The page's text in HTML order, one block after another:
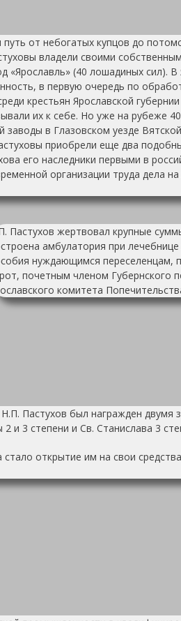
путь от небогатых купцов до
владели своими
«Ярославль» (40 лошадиных сил).
в первую очередь по
крестьян Ярославской
их к себе. Но уже на рубеже
в Глазовском уезде
приобрели еще два
его наследники первыми в
организации труда дела
Пастухов жертвовал крупные
амбулатория при
нуждающимся переселенцам,
почетным членом Губернского
комитета
Пастухов был награжден
и 3 степени и Св. Станислава 3
открытие им на свои